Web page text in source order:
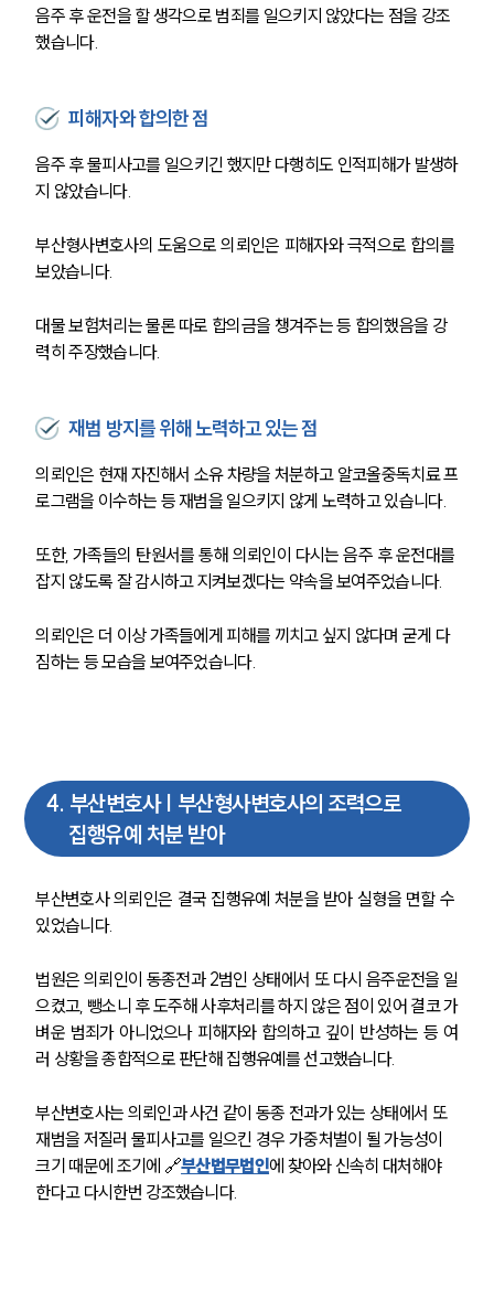
팀소개
팀소개
대륜의 강점
오시는 길
음주 후 운전을 할 생각으로 범죄를 일으키지 않았다는 점을 강조
했습니다.
피해자와 합의한 점
음주 후 물피사고를 일으키긴 했지만 다행히도 인적피해가 발생하
지 않았습니다.
부산형사변호사의 도움으로 의뢰인은 피해자와 극적으로 합의를
보았습니다.
대물 보험처리는 물론 따로 합의금을 챙겨주는 등 합의했음을 강
력히 주장했습니다.
재범 방지를 위해 노력하고 있는 점
의뢰인은 현재 자진해서 소유 차량을 처분하고 알코올중독치료 프
로그램을 이수하는 등 재범을 일으키지 않게 노력하고 있습니다.
또한, 가족들의 탄원서를 통해 의뢰인이 다시는 음주 후 운전대를
잡지 않도록 잘 감시하고 지켜보겠다는 약속을 보여주었습니다.
의뢰인은 더 이상 가족들에게 피해를 끼치고 싶지 않다며 굳게 다
짐하는 등 모습을 보여주었습니다.
4. 부산변호사 | 부산형사변호사의 조력으로
집행유예 처분 받아
부산변호사 의뢰인은 결국 집행유예 처분을 받아 실형을 면할 수
있었습니다.
법원은 의뢰인이 동종전과 2범인 상태에서 또 다시 음주운전을 일
으켰고, 뺑소니 후 도주해 사후처리를 하지 않은 점이 있어 결코 가
벼운 범죄가 아니었으나 피해자와 합의하고 깊이 반성하는 등 여
러 상황을 종합적으로 판단해 집행유예를 선고했습니다.
부산변호사는 의뢰인과 사건 같이 동종 전과가 있는 상태에서 또
재범을 저질러 물피사고를 일으킨 경우 가중처벌이 될 가능성이
크기 때문에 조기에 🔗부산법무법인에 찾아와 신속히 대처해야
한다고 다시한번 강조했습니다.